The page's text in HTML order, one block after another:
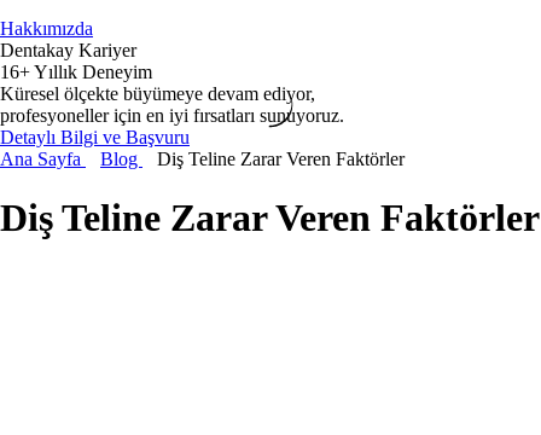
Hakkımızda
Dentakay Kariyer
16+ Yıllık Deneyim
Küresel ölçekte büyümeye devam ediyor,
profesyoneller için en iyi fırsatları sunuyoruz.
Detaylı Bilgi ve Başvuru
Ana Sayfa
Blog Diş Teline Zarar Veren Faktörler
Diş Teline Zarar Veren Faktörler